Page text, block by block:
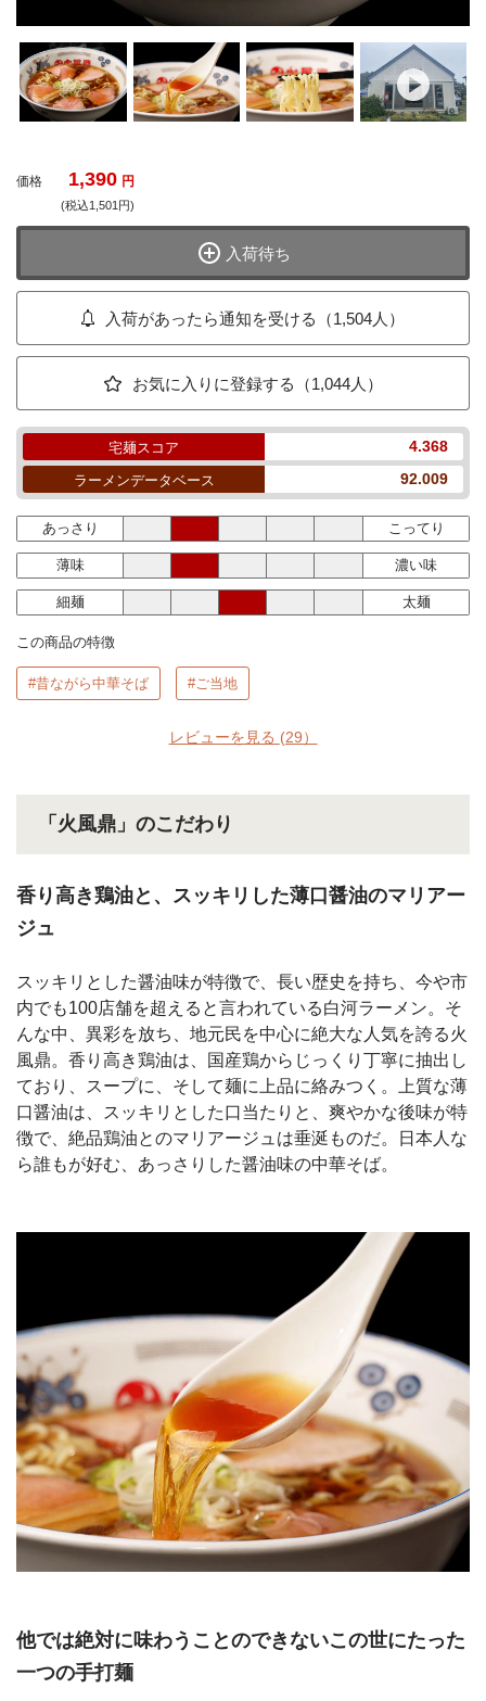
価格 1,390 円
(税込1,501円)
入荷待ち
入荷があったら通知を受ける（1,504人）
お気に入りに登録する（1,044人）
宅麺スコア 4.368
ラーメンデータベース 92.009
あっさり こってり
薄味 濃い味
細麺 太麺
この商品の特徴
#昔ながら中華そば #ご当地
レビューを見る (29）
「火風鼎」のこだわり
香り高き鶏油と、スッキリした薄口醤油のマリアー
ジュ
スッキリとした醤油味が特徴で、長い歴史を持ち、今や市
内でも100店舗を超えると言われている白河ラーメン。そ
んな中、異彩を放ち、地元民を中心に絶大な人気を誇る火
風鼎。香り高き鶏油は、国産鶏からじっくり丁寧に抽出し
ており、スープに、そして麺に上品に絡みつく。上質な薄
口醤油は、スッキリとした口当たりと、爽やかな後味が特
徴で、絶品鶏油とのマリアージュは垂涎ものだ。日本人な
ら誰もが好む、あっさりした醤油味の中華そば。
他では絶対に味わうことのできないこの世にたった
一つの手打麺